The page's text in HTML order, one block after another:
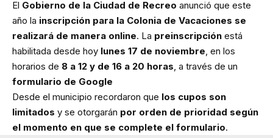
El Gobierno de la Ciudad de Recreo anunció que este
año la inscripción para la Colonia de Vacaciones se
realizará de manera online. La preinscripción está
habilitada desde hoy lunes 17 de noviembre, en los
horarios de 8 a 12 y de 16 a 20 horas, a través de un
formulario de Google
Desde el municipio recordaron que los cupos son
limitados y se otorgarán por orden de prioridad según
el momento en que se complete el formulario.